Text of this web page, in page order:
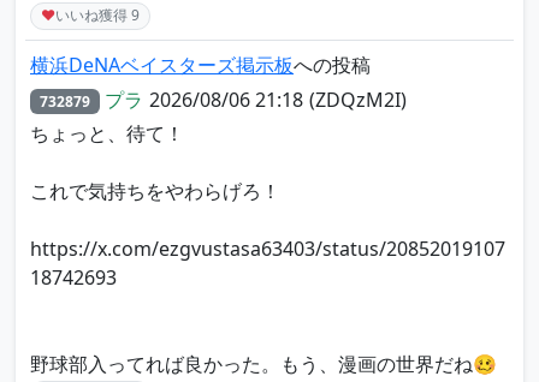
♥いいね獲得9
横浜DeNAベイスターズ掲示板への投稿
732879 プラ 2026/08/06 21:18 (ZDQzM2I)
ちょっと、待て！
これで気持ちをやわらげろ！
https://x.com/ezgvustasa63403/status/20852019107
18742693
野球部入ってれば良かった。もう、漫画の世界だね🥴